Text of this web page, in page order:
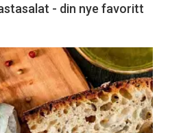
- din nye favoritt